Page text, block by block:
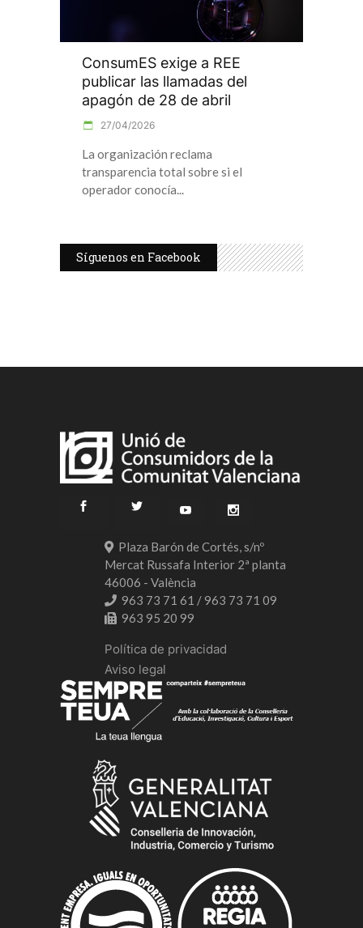
ConsumES exige a REE
publicar las llamadas del
apagón de 28 de abril
27/04/2026
La organización reclama
transparencia total sobre si el
operador conocía
Síguenos en Facebook
Plaza Barón de Cortés, s/nº
Mercat Russafa Interior 2ª planta
46006 - València
963 73 71 61 / 963 73 71 09
963 95 20 99
Política de privacidad
Aviso legal